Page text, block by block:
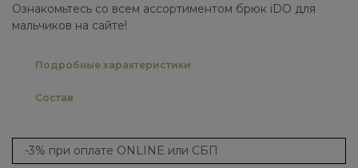
Ознакомьтесь со всем ассортиментом брюк iDO для
мальчиков на сайте!
Подробные характеристики
Состав
-3% при оплате ONLINE или СБП